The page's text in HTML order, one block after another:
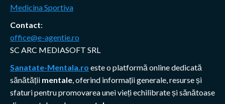
Medicina Sportiva
Contact:
office@e-agentie.ro
SC ARC MEDIASOFT SRL
Sanatate-Mentala.ro este o platformă online dedicată
sănătății mentale, oferind informații generale, resurse și
sfaturi pentru promovarea unei vieți echilibrate și sănătoase